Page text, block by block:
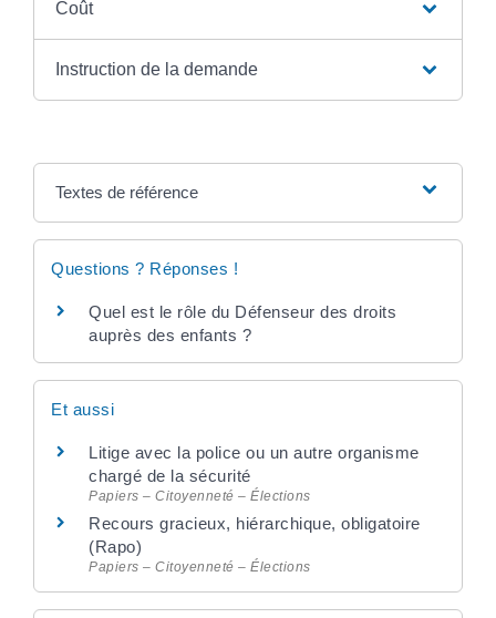
Coût
Instruction de la demande
Textes de référence
Questions ? Réponses !
Quel est le rôle du Défenseur des droits
auprès des enfants ?
Et aussi
Litige avec la police ou un autre organisme
chargé de la sécurité
Papiers – Citoyenneté – Élections
Recours gracieux, hiérarchique, obligatoire
(Rapo)
Papiers – Citoyenneté – Élections